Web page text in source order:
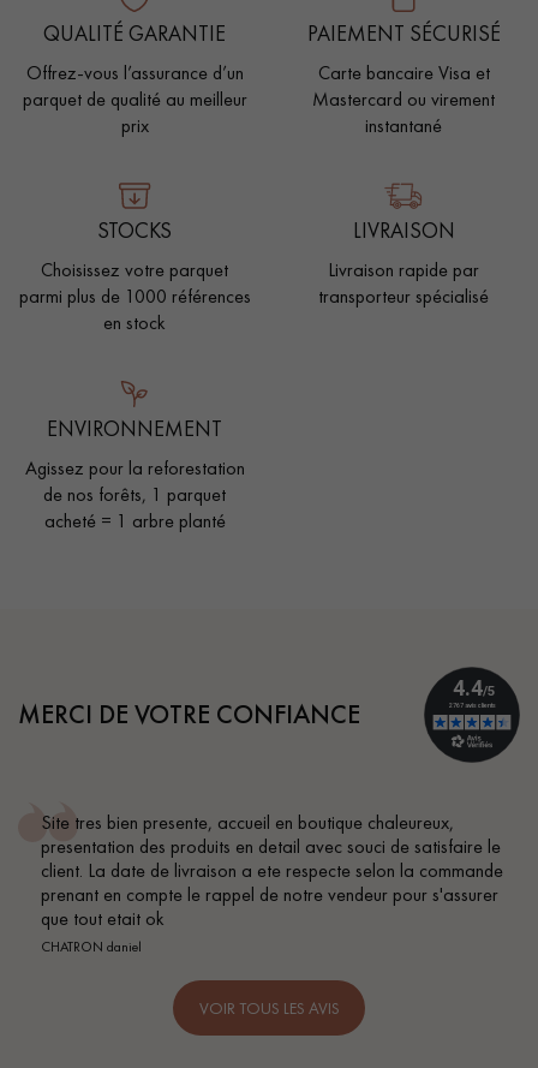
QUALITÉ GARANTIE
Offrez-vous l’assurance d’un
parquet de qualité au meilleur
prix
PAIEMENT SÉCURISÉ
Carte bancaire Visa et
Mastercard ou virement
instantané
STOCKS
Choisissez votre parquet
parmi plus de 1000 références
en stock
LIVRAISON
Livraison rapide par
transporteur spécialisé
ENVIRONNEMENT
Agissez pour la reforestation
de nos forêts, 1 parquet
acheté = 1 arbre planté
MERCI DE VOTRE CONFIANCE
Site tres bien presente, accueil en boutique chaleureux,
presentation des produits en detail avec souci de satisfaire le
client. La date de livraison a ete respecte selon la commande
prenant en compte le rappel de notre vendeur pour s'assurer
que tout etait ok
CHATRON daniel
VOIR TOUS LES AVIS